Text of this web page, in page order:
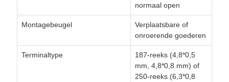
normaal open
Montagebeugel
Verplaatsbare of
onroerende goederen
Terminaltype
187-reeks (4,8*0,5
mm, 4,8*0,8 mm) of
250-reeks (6,3*0,8